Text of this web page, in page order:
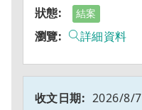
結案
詳細資料
2026/8/7